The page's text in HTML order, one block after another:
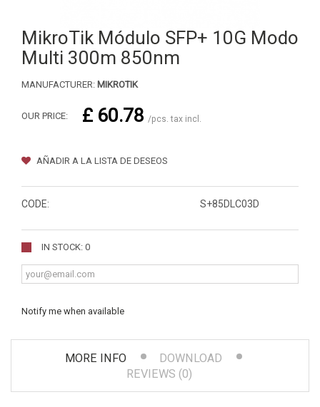
MikroTik Módulo SFP+ 10G Modo
Multi 300m 850nm
MANUFACTURER: MIKROTIK
OUR PRICE: £ 60.78 /pcs. tax incl.
AÑADIR A LA LISTA DE DESEOS
CODE: S+85DLC03D
IN STOCK: 0
Notify me when available
MORE INFO
DOWNLOAD
REVIEWS (0)